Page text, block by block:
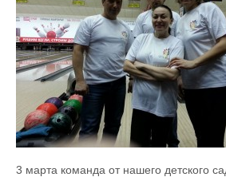
3 марта команда от нашего детского